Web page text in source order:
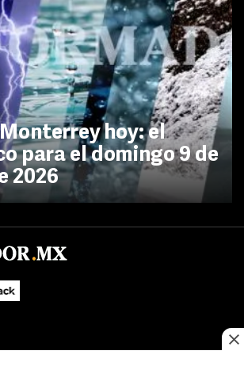
hoy: el
para el domingo 9 de
2026